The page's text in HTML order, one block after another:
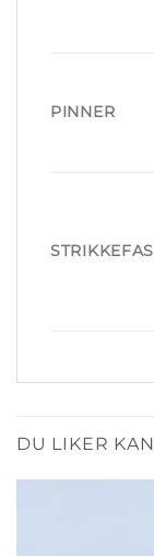
PINNER
DU LIKER